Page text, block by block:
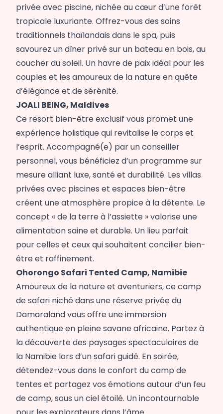
privée avec piscine, nichée au cœur d’une forêt
tropicale luxuriante. Offrez-vous des soins
traditionnels thaïlandais dans le spa, puis
savourez un dîner privé sur un bateau en bois, au
coucher du soleil. Un havre de paix idéal pour les
couples et les amoureux de la nature en quête
d’élégance et de sérénité.
JOALI BEING, Maldives
Ce resort bien-être exclusif vous promet une
expérience holistique qui revitalise le corps et
l’esprit. Accompagné(e) par un conseiller
personnel, vous bénéficiez d’un programme sur
mesure alliant luxe, santé et durabilité. Les villas
privées avec piscines et espaces bien-être
créent une atmosphère propice à la détente. Le
concept « de la terre à l’assiette » valorise une
alimentation saine et durable. Un lieu parfait
pour celles et ceux qui souhaitent concilier bien-
être et raffinement.
Ohorongo Safari Tented Camp, Namibie
Amoureux de la nature et aventuriers, ce camp
de safari niché dans une réserve privée du
Damaraland vous offre une immersion
authentique en pleine savane africaine. Partez à
la découverte des paysages spectaculaires de
la Namibie lors d’un safari guidé. En soirée,
détendez-vous dans le confort du camp de
tentes et partagez vos émotions autour d’un feu
de camp, sous un ciel étoilé. Un incontournable